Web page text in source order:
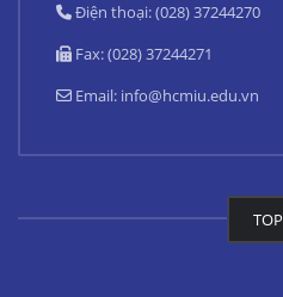
Điện thoại: (028) 37244270
Fax: (028) 37244271
Email: info@hcmiu.edu.vn
TOP